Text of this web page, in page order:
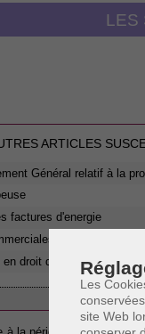
Les
site Web
LES
ARTICLES
Général relatif à la
factures d'energie
trompeuses
en droit de la consommation